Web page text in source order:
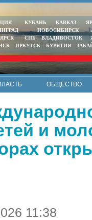
КУБАНЬ КАВКАЗ
НОВОСИБИРСК
СПБ ВЛАДИВОСТОК
ИРКУТСК БУРЯТИЯ
ОБЩЕСТВО
и
11:38